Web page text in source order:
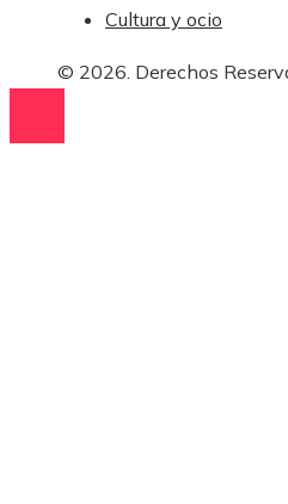
Cultura y ocio
© 2026. Derechos